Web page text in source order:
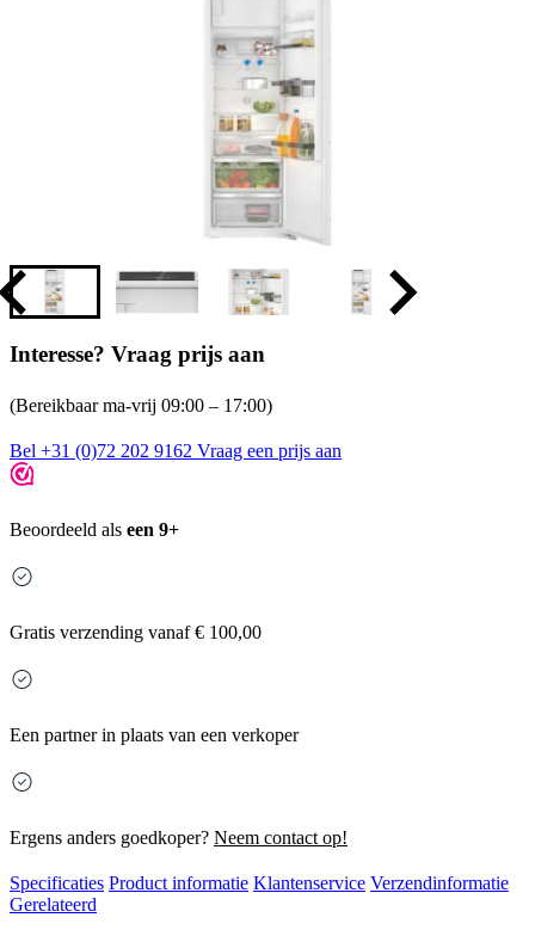
Interesse? Vraag prijs aan
(Bereikbaar ma-vrij 09:00 – 17:00)
Bel +31 (0)72 202 9162 Vraag een prijs aan
Beoordeeld als een 9+
Gratis verzending vanaf € 100,00
Een partner in plaats van een verkoper
Ergens anders goedkoper? Neem contact op!
Specificaties Product informatie Klantenservice Verzendinformatie
Gerelateerd